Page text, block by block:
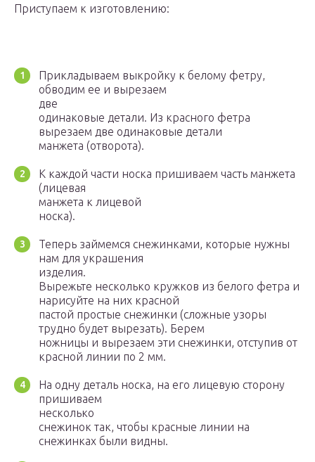
Приступаем к изготовлению:
Прикладываем выкройку к белому фетру,
обводим ее и вырезаем
две
одинаковые детали. Из красного фетра
вырезаем две одинаковые детали
манжета (отворота).
К каждой части носка пришиваем часть манжета
(лицевая
манжета к лицевой
носка).
Теперь займемся снежинками, которые нужны
нам для украшения
изделия.
Вырежьте несколько кружков из белого фетра и
нарисуйте на них красной
пастой простые снежинки (сложные узоры
трудно будет вырезать). Берем
ножницы и вырезаем эти снежинки, отступив от
красной линии по 2 мм.
На одну деталь носка, на его лицевую сторону
пришиваем
несколько
снежинок так, чтобы красные линии на
снежинках были видны.